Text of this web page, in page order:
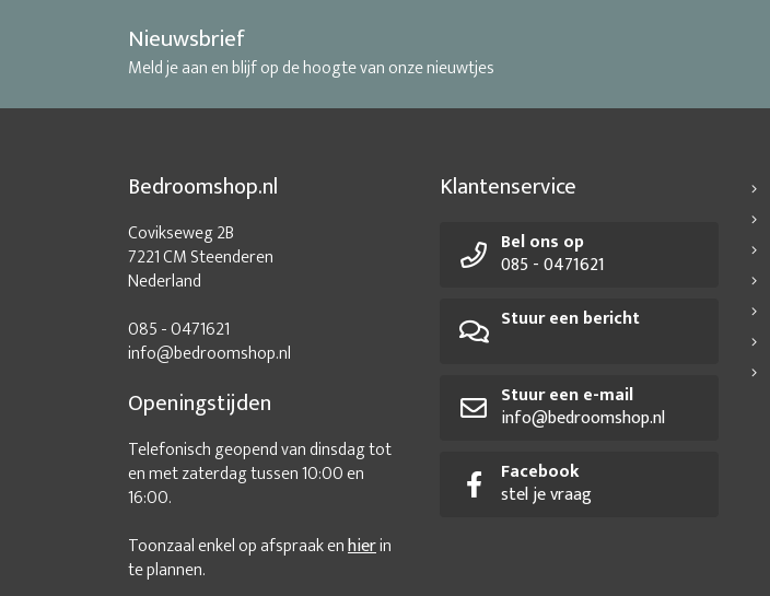
Nieuwsbrief
Meld je aan en blijf op de hoogte van onze nieuwtjes
Bedroomshop.nl
Covikseweg 2B
7221 CM Steenderen
Nederland
085 - 0471621
info@bedroomshop.nl
Openingstijden
Telefonisch geopend van dinsdag tot
en met zaterdag tussen 10:00 en
16:00.
Toonzaal enkel op afspraak enhierin
te plannen.
Klantenservice
Bel ons op
085 - 0471621
Stuur een bericht
Stuur een e-mail
info@bedroomshop.nl
Facebook
stel je vraag